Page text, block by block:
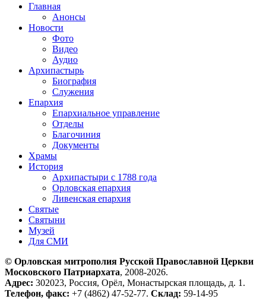
Главная
Анонсы
Новости
Фото
Видео
Аудио
Архипастырь
Биография
Служения
Епархия
Епархиальное управление
Отделы
Благочиния
Документы
Храмы
История
Архипастыри с 1788 года
Орловская епархия
Ливенская епархия
Святые
Святыни
Музей
Для СМИ
© Орловская митрополия Русской Православной Церкви
Московского Патриархата, 2008-2026.
Адрес: 302023, Россия, Орёл, Монастырская площадь, д. 1.
Телефон, факс: +7 (4862) 47-52-77. Склад: 59-14-95